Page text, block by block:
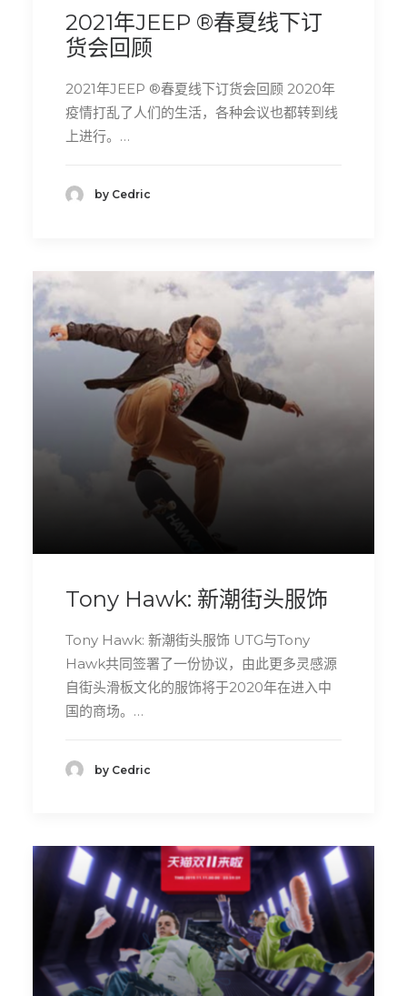
2021年JEEP ®春夏线下订
货会回顾
2021年JEEP ®春夏线下订货会回顾 2020年
疫情打乱了人们的生活，各种会议也都转到线
上进行。…
by Cedric
Tony Hawk: 新潮街头服饰
Tony Hawk: 新潮街头服饰 UTG与Tony
Hawk共同签署了一份协议，由此更多灵感源
自街头滑板文化的服饰将于2020年在进入中
国的商场。…
by Cedric